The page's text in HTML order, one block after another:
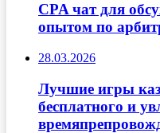
CPA чат для
опытом по
28.03.2026
Лучшие игры
бесплатного и